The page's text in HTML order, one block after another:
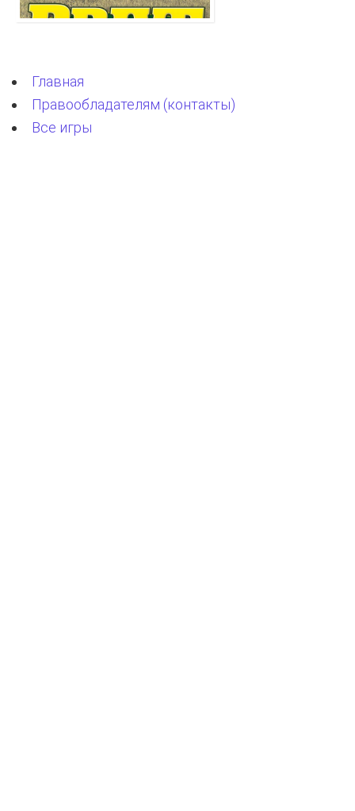
Главная
Правообладателям (контакты)
Все игры